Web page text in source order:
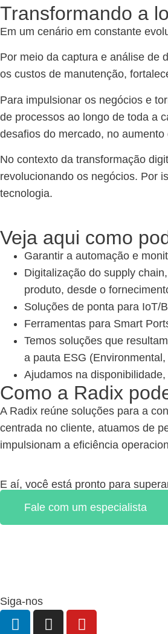
Transformando a
Em um cenário em constante
Por meio da captura e análise de
os custos de manutenção,
Para impulsionar os negócios e
de processos ao longo de toda a
desafios do mercado, no
No contexto da transformação
revolucionando os negócios. Por
tecnologia.
Veja aqui como
Garantir a automação e
Digitalização do supply
produto, desde o
Soluções de ponta para IoT/
Ferramentas para Smart
Temos soluções que
a pauta ESG
Ajudamos na
Como a Radix
A Radix reúne soluções para a
centrada no cliente, atuamos de
impulsionam a eficiência
E aí, você está pronto para
Fale com um especialista
Siga-nos